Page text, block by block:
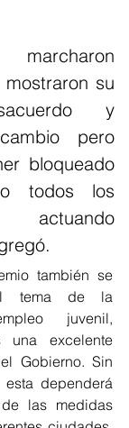
su
y
pero
bloqueado
todos los
también se
tema de la
juvenil,
una excelente
Gobierno. Sin
dependerá
las medidas